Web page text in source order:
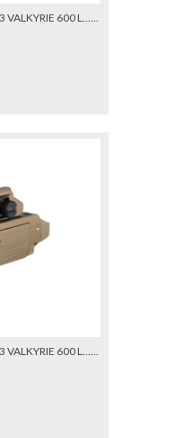
600 L......
600 L......